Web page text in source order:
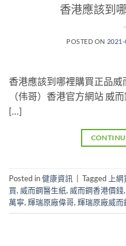
香港應該到
POSTED ON
香港應該到哪裡購買正品
（伟哥）香港官方網站 威
[…]
Posted in健康資訊 Tagged 上
買, 威而鋼醫生紙, 威而鋼香港價錢,
萬寧, 輝瑞原廠偉哥, 輝瑞原廠威而